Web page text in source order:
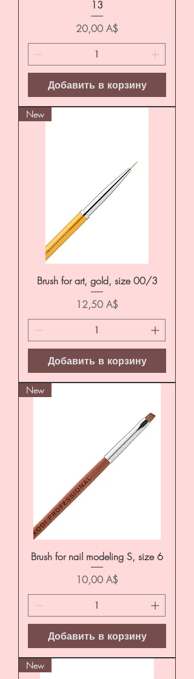
13
Цена
20,00 A$
Добавить в корзину
New
Brush for art, gold, size 00/3
Цена
12,50 A$
Добавить в корзину
New
Brush for nail modeling S, size 6
Цена
10,00 A$
Добавить в корзину
New